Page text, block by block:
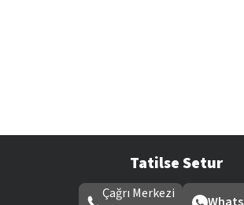
Tatilse Setur
Çağrı Merkezi